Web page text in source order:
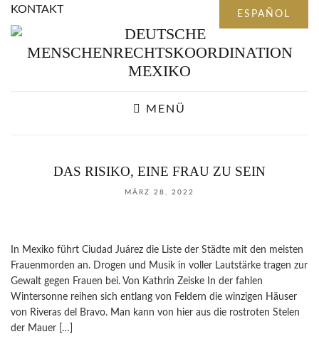
KONTAKT
MENÜ
DAS RISIKO, EINE FRAU ZU SEIN
MÄRZ 28, 2022
In Mexiko führt Ciudad Juárez die Liste der Städte mit den meisten
Frauenmorden an. Drogen und Musik in voller Lautstärke tragen zur
Gewalt gegen Frauen bei. Von Kathrin Zeiske In der fahlen
Wintersonne reihen sich entlang von Feldern die winzigen Häuser
von Riveras del Bravo. Man kann von hier aus die rostroten Stelen
der Mauer […]